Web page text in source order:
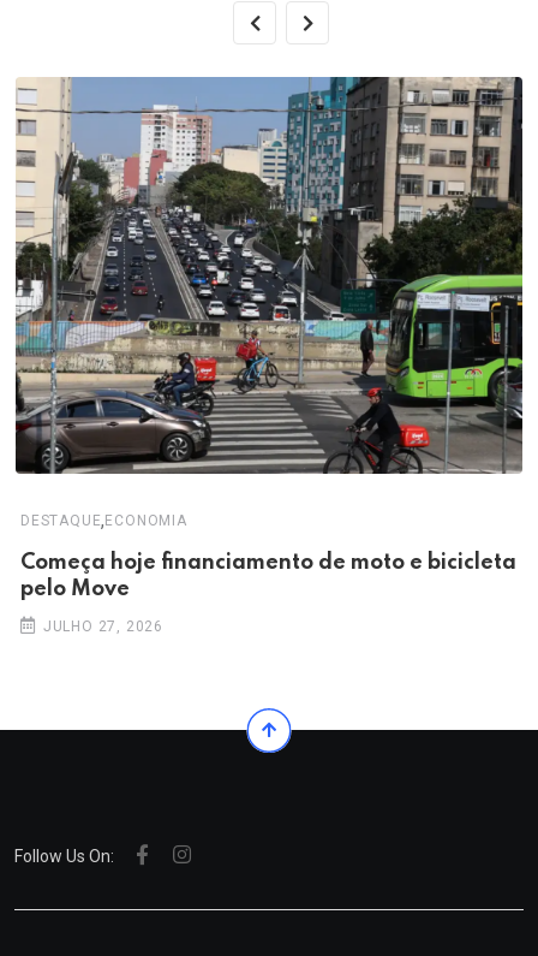
DESTAQUE, ECONOMIA
Começa hoje financiamento de moto e bicicleta
pelo Move
JULHO 27, 2026
Follow Us On: